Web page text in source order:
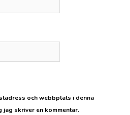
och webbplats i denna
skriver en kommentar.